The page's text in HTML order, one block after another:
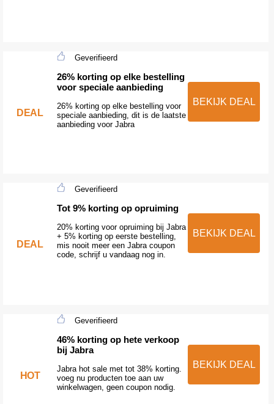
DEAL
Geverifieerd
26% korting op elke bestelling
voor speciale aanbieding
26% korting op elke bestelling voor
speciale aanbieding, dit is de laatste
aanbieding voor Jabra
BEKIJK DEAL
DEAL
Geverifieerd
Tot 9% korting op opruiming
20% korting voor opruiming bij Jabra
+ 5% korting op eerste bestelling,
mis nooit meer een Jabra coupon
code, schrijf u vandaag nog in.
BEKIJK DEAL
HOT
Geverifieerd
46% korting op hete verkoop
bij Jabra
Jabra hot sale met tot 38% korting.
voeg nu producten toe aan uw
winkelwagen, geen coupon nodig.
BEKIJK DEAL